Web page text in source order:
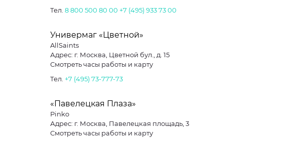
Тел.8 800 500 80 00 +7 (495) 933 73 00
Универмаг «Цветной»
AllSaints
Адрес: г. Москва, Цветной бул., д. 15
Смотреть часы работы и карту
Тел. +7 (495) 73-777-73
«Павелецкая Плаза»
Pinko
Адрес: г. Москва, Павелецкая площадь, 3
Смотреть часы работы и карту